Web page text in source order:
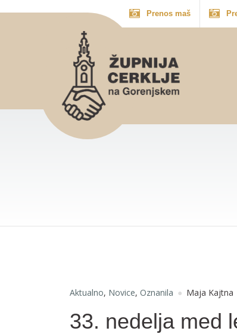
Prenos maš
Aktualno, Novice, Oznanila Maja Kajtna
33. nedelja med